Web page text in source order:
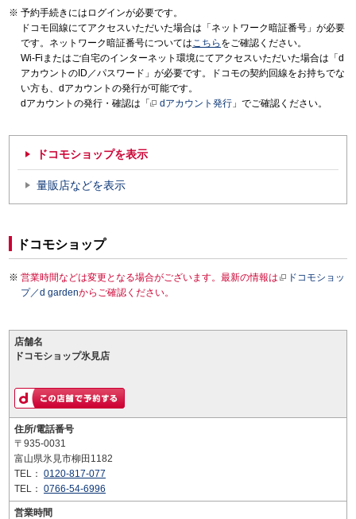
予約手続きにはログインが必要です。
ドコモ回線にてアクセスいただいた場合は「ネットワーク暗証番号」が必要
です。ネットワーク暗証番号についてはこちら をご確認ください。
Wi-Fiまたはご自宅のインターネット環境にてアクセスいただいた場合は「d
アカウントのID／パスワード」が必要です。ドコモの契約回線をお持ちでな
い方も、dアカウントの発行が可能です。
dアカウントの発行・確認は「
dアカウント発行 」でご確認ください。
ドコモショップを表示
量販店などを表示
ドコモショップ
営業時間などは変更となる場合がございます。最新の情報は
ドコモショッ
プ／d gardenからご確認ください。
店舗名
ドコモショップ氷見店
住所/電話番号
〒935-0031
富山県氷見市柳田1182
TEL： 0120-817-077
TEL： 0766-54-6996
営業時間